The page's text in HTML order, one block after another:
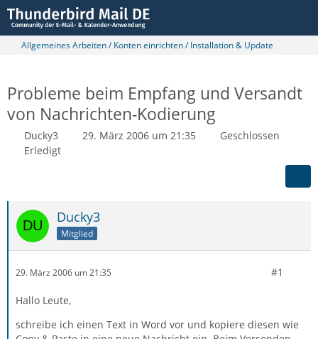
Allgemeines Arbeiten / Konten einrichten / Installation & Update
Probleme beim Empfang und Versandt
von Nachrichten-Kodierung
Ducky3 29. März 2006 um 21:35
Geschlossen
Erledigt
Ducky3
Mitglied
29. März 2006 um 21:35 #1
Hallo Leute,
schreibe ich einen Text in Word vor und kopiere diesen wie